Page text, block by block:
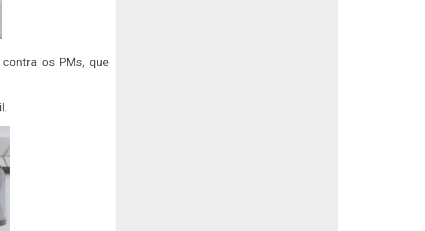
os PMs, que